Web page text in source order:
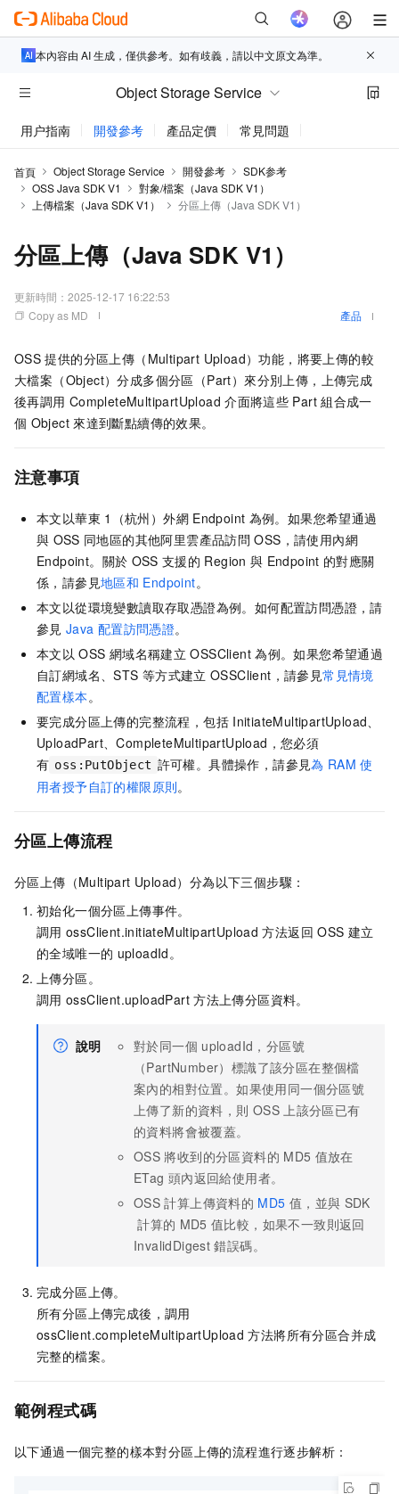
本內容由 AI 生成，僅供參考。如有歧義，請以中文原文為準。
Object Storage Service
用户指南 開發參考 產品定價 常見問題
首頁 Object Storage Service 開發參考
SDK参考
OSS Java SDK V1
對象/檔案（Java SDK V1）
上傳檔案（Java SDK V1）
分區上傳（Java SDK V1）
分區上傳（Java SDK V1）
更新時間： 2025-12-17 16:22:53
Copy as MD
產品
OSS 提供的分區上傳（Multipart Upload）功能，將要上傳的較
大檔案（Object）分成多個分區（Part）來分別上傳，上傳完成
後再調用 CompleteMultipartUpload 介面將這些 Part 組合成一
個 Object 來達到斷點續傳的效果。
注意事項
本文以華東 1（杭州）外網 Endpoint 為例。如果您希望通過
與 OSS 同地區的其他阿里雲產品訪問 OSS，請使用內網
Endpoint。關於 OSS 支援的 Region 與 Endpoint 的對應關
係，請參見地區和 Endpoint。
本文以從環境變數讀取存取憑證為例。如何配置訪問憑證，請
參見 Java 配置訪問憑證。
本文以 OSS 網域名稱建立 OSSClient 為例。如果您希望通過
自訂網域名、STS 等方式建立 OSSClient，請參見常見情境
配置樣本。
要完成分區上傳的完整流程，包括 InitiateMultipartUpload、
UploadPart、CompleteMultipartUpload，您必須
有 oss:PutObject 許可權。具體操作，請參見為 RAM 使
用者授予自訂的權限原則。
分區上傳流程
分區上傳（Multipart Upload）分為以下三個步驟：
初始化一個分區上傳事件。
調用 ossClient.initiateMultipartUpload 方法返回 OSS 建立
的全域唯一的 uploadId。
上傳分區。
調用 ossClient.uploadPart 方法上傳分區資料。
說明 對於同一個 uploadId，分區號
（PartNumber）標識了該分區在整個檔
案內的相對位置。如果使用同一個分區號
上傳了新的資料，則 OSS 上該分區已有
的資料將會被覆蓋。
OSS 將收到的分區資料的 MD5 值放在
ETag 頭內返回給使用者。
OSS 計算上傳資料的 MD5 值，並與 SDK
計算的 MD5 值比較，如果不一致則返回
InvalidDigest 錯誤碼。
完成分區上傳。
所有分區上傳完成後，調用
ossClient.completeMultipartUpload 方法將所有分區合并成
完整的檔案。
範例程式碼
以下通過一個完整的樣本對分區上傳的流程進行逐步解析：